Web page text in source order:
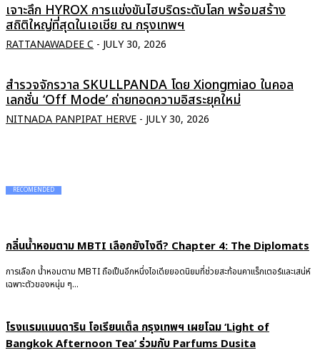
เจาะลึก HYROX การแข่งขันไฮบริดระดับโลก พร้อมสร้าง
สถิติใหญ่ที่สุดในเอเชีย ณ กรุงเทพฯ
RATTANAWADEE C - JULY 30, 2026
สำรวจจักรวาล SKULLPANDA โดย Xiongmiao ในคอล
เลกชั่น ‘Off Mode’ ถ่ายทอดความอิสระยุคใหม่
NITNADA PANPIPAT HERVE - JULY 30, 2026
RECOMENDED
กลิ่นน้ำหอมตาม MBTI เลือกยังไงดี? Chapter 4: The Diplomats
การเลือก น้ำหอมตาม MBTI ถือเป็นอีกหนึ่งไอเดียยอดนิยมที่ช่วยสะท้อนคาแร็กเตอร์และเสน่ห์
เฉพาะตัวของหนุ่ม ๆ...
โรงแรมแมนดาริน โอเรียนเต็ล กรุงเทพฯ เผยโฉม ‘Light of
Bangkok Afternoon Tea’ ร่วมกับ Parfums Dusita